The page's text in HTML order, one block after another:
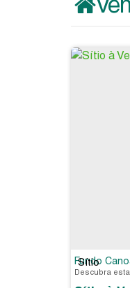
Sítio
Fundo